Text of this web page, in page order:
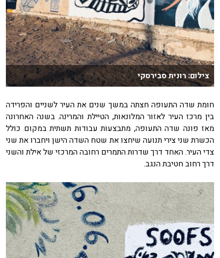
צילום: רונית סבירסקי
חומת שדה התעופה חצתה במשך שנים את העיר לשניים והפרידה
בין מרכז העיר לאזור המלונאות, הטיילת והמרינה. בשנה האחרונה
מאז פונה שדה התעופה, מתבצעות עבודות תשתית במקום כולל
הכשרת שני צירי תנועה שיחצו את שטח השדה הישן ויחברו את שני
צדי העיר. האחד דרך שדרות התמרים רחובה המרכזי של אילת והשני
דרך רחוב חטיבת הנגב.